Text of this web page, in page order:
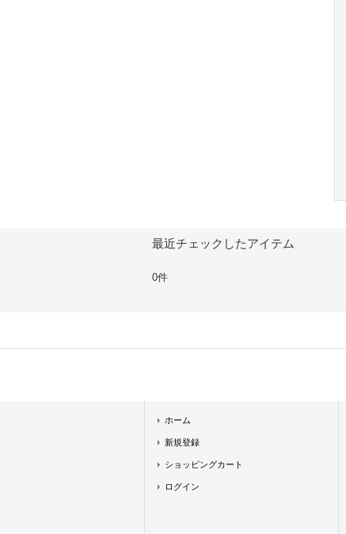
最近チェックしたアイテム
0件
ホーム
新規登録
ショッピングカート
ログイン